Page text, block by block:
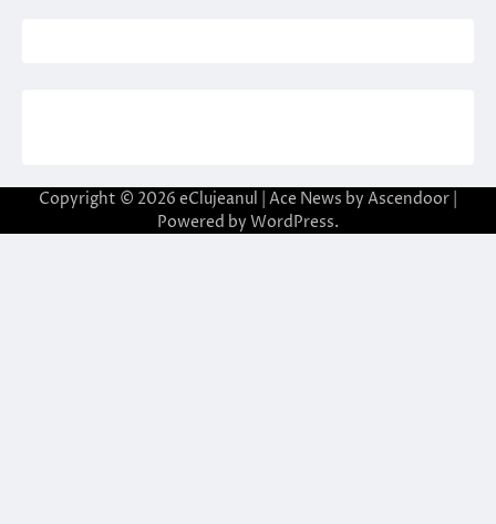
Copyright © 2026 eClujeanul | Ace News by Ascendoor
Powered by WordPress.